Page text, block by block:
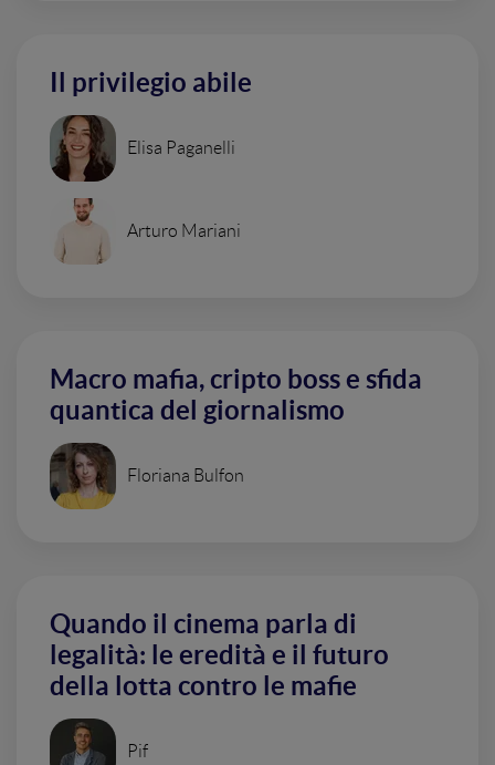
Il privilegio abile
Elisa Paganelli
Arturo Mariani
Macro mafia, cripto boss e sfida
quantica del giornalismo
Floriana Bulfon
Quando il cinema parla di
legalità: le eredità e il futuro
della lotta contro le mafie
Pif